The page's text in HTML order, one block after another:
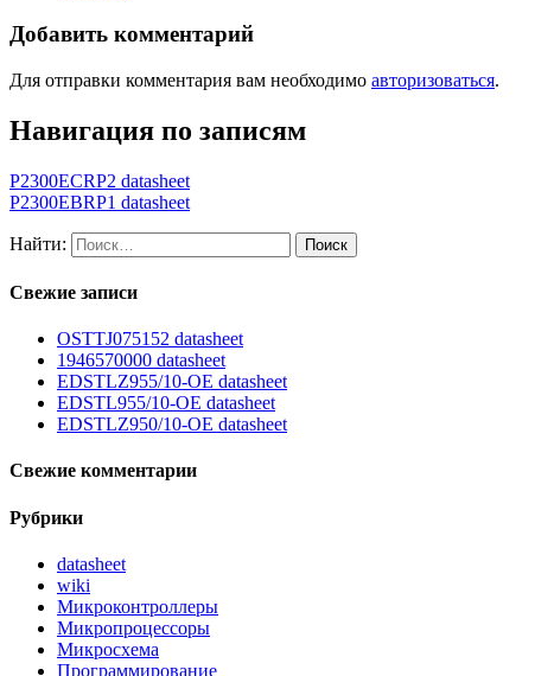
Добавить комментарий
Для отправки комментария вам необходимо авторизоваться.
Навигация по записям
P2300ECRP2 datasheet
P2300EBRP1 datasheet
Найти:
Свежие записи
OSTTJ075152 datasheet
1946570000 datasheet
EDSTLZ955/10-OE datasheet
EDSTL955/10-OE datasheet
EDSTLZ950/10-OE datasheet
Свежие комментарии
Рубрики
datasheet
wiki
Микроконтроллеры
Микропроцессоры
Микросхема
Программирование